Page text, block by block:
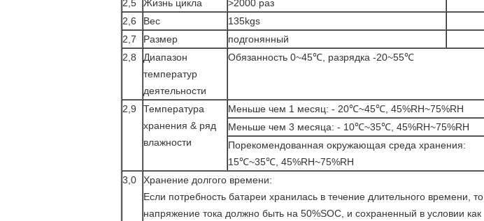
2,5 Жизнь цикла
>2000 раз
2,6
Вес
135kgs
2,7
Размер
подгонянный
2,8
Диапазон
температур
деятельности
Обязанность 0~45℃, разрядка -20~55℃
2,9
Температура
хранения & ряд
влажности
Меньше чем 1 месяц: - 20℃~45℃, 45%RH~75%RH
Меньше чем 3 месяца: - 10℃~35℃, 45%RH~75%RH
Порекомендованная окружающая среда хранения:
15℃~35℃, 45%RH~75%RH
3,0
Хранение долгого времени:
Если потребность батареи хранилась в течение длительного времени, то
напряжение тока должно быть на 50%SOC, и сохраненный в условии как